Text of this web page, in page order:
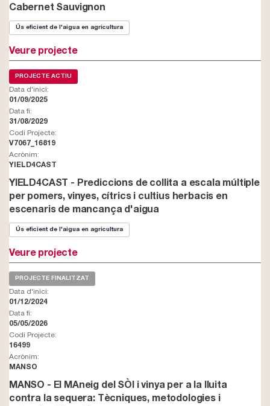
Cabernet Sauvignon
Ús eficient de l'aigua en agricultura
Veure projecte
PROJECTE ACTIU
Data d'inici:
01/09/2025
Data fi:
31/08/2029
Codi Projecte:
V7067_16819
Acrònim:
YIELD4CAST
YIELD4CAST - Prediccions de collita a escala múltiple
per pomers, vinyes, cítrics i cultius herbacis en
escenaris de mancança d'aigua
Ús eficient de l'aigua en agricultura
Veure projecte
PROJECTE FINALITZAT
Data d'inici:
01/12/2024
Data fi:
05/05/2026
Codi Projecte:
16499
Acrònim:
MANSO
MANSO - El MAneig del SÒl i vinya per a la lluita
contra la sequera: Tècniques, metodologies i